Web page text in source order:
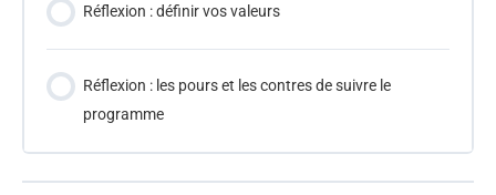
Réflexion : définir vos valeurs
Réflexion : les pours et les contres de suivre le
programme